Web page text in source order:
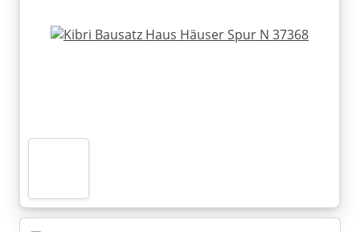
Modellautozubehör